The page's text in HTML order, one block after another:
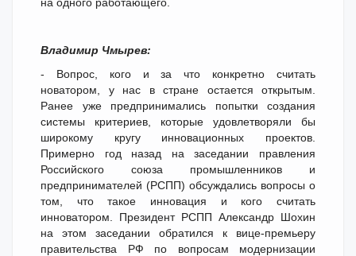
Владимир Чмырев:
- Вопрос, кого и за что конкретно считать
новатором, у нас в стране остается открытым.
Ранее уже предпринимались попытки создания
системы критериев, которые удовлетворяли бы
широкому кругу инновационных проектов.
Примерно год назад на заседании правления
Российского союза промышленников и
предпринимателей (РСПП) обсуждались вопросы о
том, что такое инновация и кого считать
инноватором. Президент РСПП Александр Шохин
на этом заседании обратился к вице-премьеру
правительства РФ по вопросам модернизации